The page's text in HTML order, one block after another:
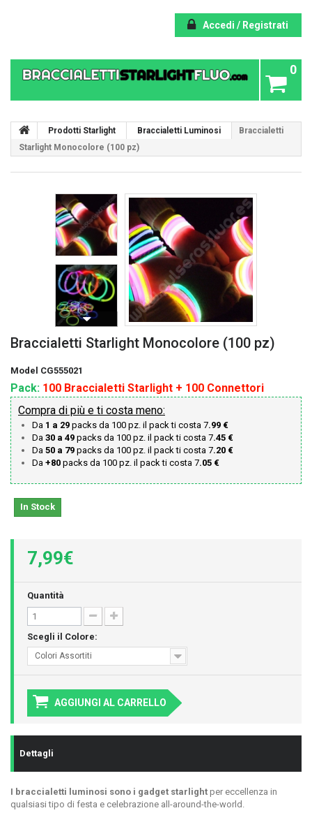
Accedi / Registrati
0
Prodotti Starlight Braccialetti Luminosi
Braccialetti
Starlight Monocolore (100 pz)
Braccialetti Starlight Monocolore (100 pz)
Model CG555021
Pack: 100 Braccialetti Starlight + 100 Connettori
Compra di più e ti costa meno:
Da 1 a 29 packs da 100 pz. il pack ti costa 7.99 €
Da 30 a 49 packs da 100 pz. il pack ti costa 7.45 €
Da 50 a 79 packs da 100 pz. il pack ti costa 7.20 €
Da +80 packs da 100 pz. il pack ti costa 7.05 €
In Stock
7,99€
Quantità
Scegli il Colore:
Colori Assortiti
AGGIUNGI AL CARRELLO
Dettagli
I braccialetti luminosi sono i gadget starlight per eccellenza in
qualsiasi tipo di festa e celebrazione all-around-the-world.